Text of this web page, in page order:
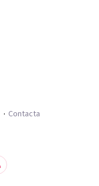
Contacta